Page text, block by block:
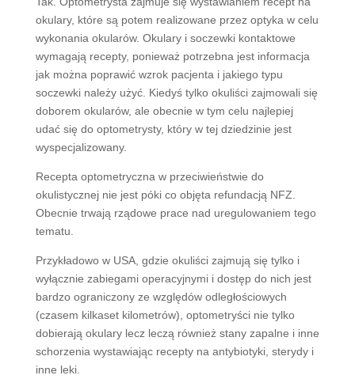
okulary, które są potem realizowane przez optyka w celu
wykonania okularów. Okulary i soczewki kontaktowe
wymagają recepty, ponieważ potrzebna jest informacja
jak można poprawić wzrok pacjenta i jakiego typu
soczewki należy użyć. Kiedyś tylko okuliści zajmowali się
doborem okularów, ale obecnie w tym celu najlepiej
udać się do optometrysty, który w tej dziedzinie jest
wyspecjalizowany.
Recepta optometryczna w przeciwieństwie do
okulistycznej nie jest póki co objęta refundacją NFZ.
Obecnie trwają rządowe prace nad uregulowaniem tego
tematu.
Przykładowo w USA, gdzie okuliści zajmują się tylko i
wyłącznie zabiegami operacyjnymi i dostęp do nich jest
bardzo ograniczony ze względów odległościowych
(czasem kilkaset kilometrów), optometryści nie tylko
dobierają okulary lecz leczą również stany zapalne i inne
schorzenia wystawiając recepty na antybiotyki, sterydy i
inne leki.